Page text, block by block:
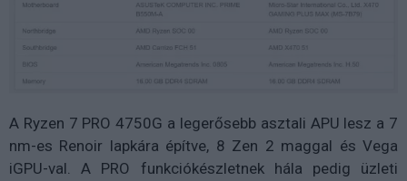
A Ryzen 7 PRO 4750G a legerősebb asztali APU lesz a 7
nm-es Renoir lapkára építve, 8 Zen 2 maggal és Vega
iGPU-val. A PRO funkciókészletnek hála pedig üzleti